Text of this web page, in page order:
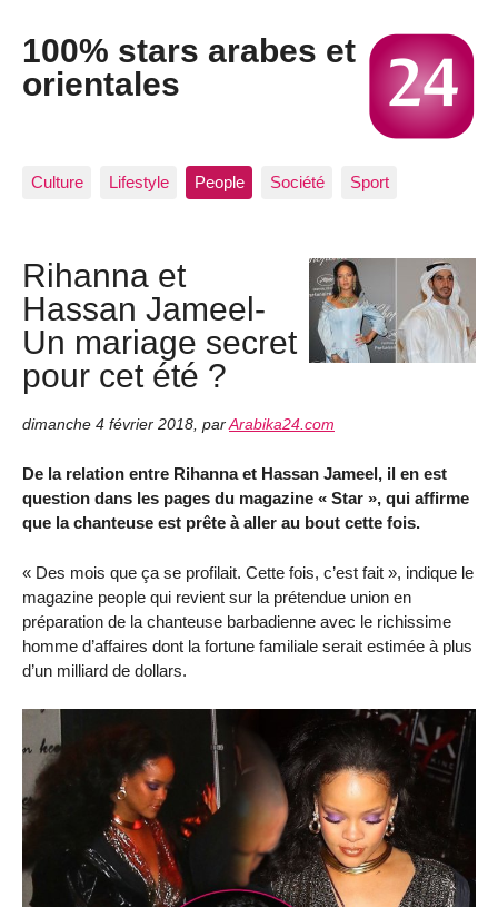
100% stars arabes et
orientales
Culture Lifestyle People Société Sport
Rihanna et
Hassan Jameel-
Un mariage secret
pour cet été ?
dimanche 4 février 2018, parArabika24.com
De la relation entre Rihanna et Hassan Jameel, il en est
question dans les pages du magazine « Star », qui affirme
que la chanteuse est prête à aller au bout cette fois.
« Des mois que ça se profilait. Cette fois, c’est fait », indique le
magazine people qui revient sur la prétendue union en
préparation de la chanteuse barbadienne avec le richissime
homme d’affaires dont la fortune familiale serait estimée à plus
d’un milliard de dollars.